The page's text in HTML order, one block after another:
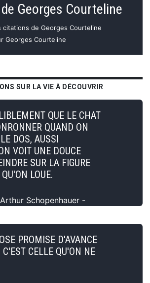
Georges Courteline
de Georges Courteline
Georges Courteline
SUR LA VIE À DÉCOUVRIR
QUE LE CHAT
QUAND ON
DOS, AUSSI
VOIT UNE DOUCE
SUR LA FIGURE
LOUE.
Schopenhauer -
PROMISE D'AVANCE
CELLE QU'ON NE